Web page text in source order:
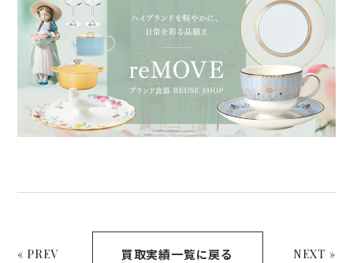
« PREV 買取実績一覧に戻る NEXT »